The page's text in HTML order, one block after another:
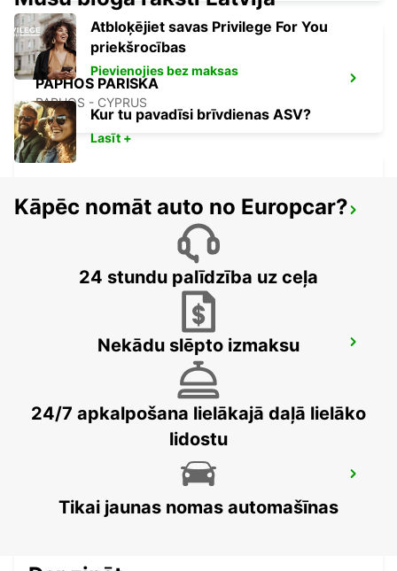
PAPHOS PARISKA
PAPHOS - CYPRUS
NICOSIA
LARNACA PARISKA
LARNACA - CYPRUS
Atbloķējiet savas Privilege For You
priekšrocības
Pievienojies bez maksas
Kur tu pavadīsi brīvdienas ASV?
Lasīt +
Kāpēc nomāt auto no Europcar?
24 stundu palīdzība uz ceļa
Nekādu slēpto izmaksu
24/7 apkalpošana lielākajā daļā lielāko
lidostu
Tikai jaunas nomas automašīnas